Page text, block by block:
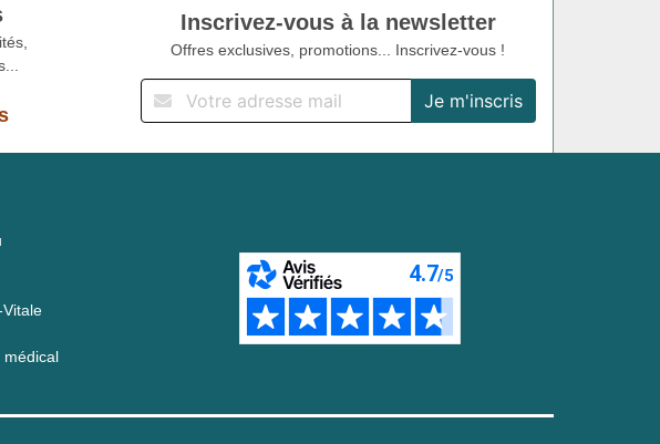
Inscrivez-vous à la newsletter
Offres exclusives, promotions... Inscrivez-vous !
médical